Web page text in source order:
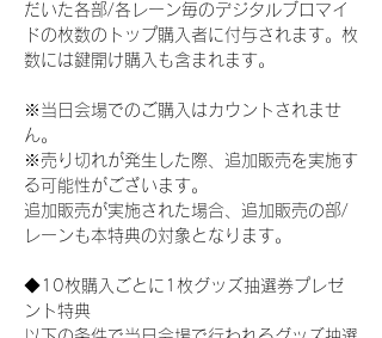
だいた各部/各レーン毎のデジタルブロマイ
ドの枚数のトップ購入者に付与されます。枚
数には鍵開け購入も含まれます。
※当日会場でのご購入はカウントされませ
ん。
※売り切れが発生した際、追加販売を実施す
る可能性がございます。
追加販売が実施された場合、追加販売の部/
レーンも本特典の対象となります。
◆10枚購入ごとに1枚グッズ抽選券プレゼ
ント特典